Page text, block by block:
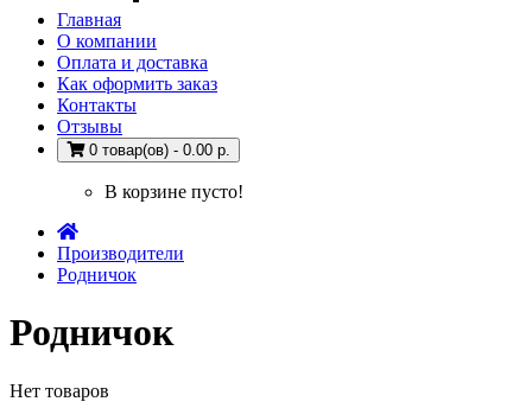
Главная
О компании
Оплата и доставка
Как оформить заказ
Контакты
Отзывы
0 товар(ов) - 0.00 р.
В корзине пусто!
Производители
Родничок
Родничок
Нет товаров